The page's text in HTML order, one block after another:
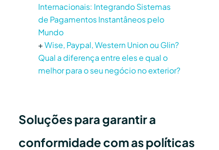
Internacionais: Integrando Sistemas
de Pagamentos Instantâneos pelo
Mundo
+Wise, Paypal, Western Union ou Glin?
Qual a diferença entre eles e qual o
melhor para o seu negócio no exterior?
Soluções para garantir a
conformidade com as políticas